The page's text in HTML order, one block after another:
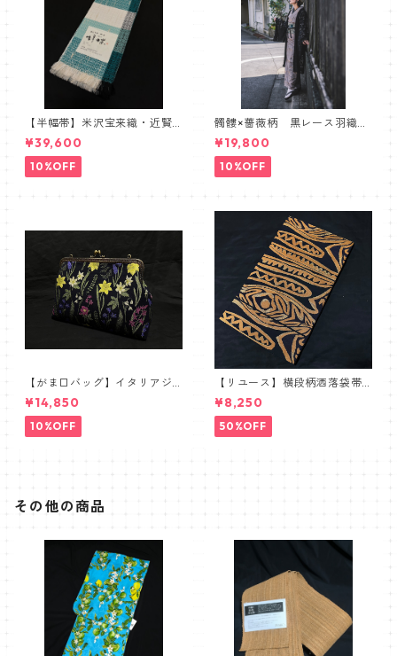
【半幅帯】米沢宝来織・近賢
織物謹製【単衣仕立て】
¥39,600
10%OFF
髑髏×薔薇柄 黒レース羽織
髑髏 薔薇 スカル ローズ
¥19,800
10%OFF
【がま口バッグ】イタリアジ
ャガードボタニカル【ワイド
サイズ】
¥14,850
10%OFF
【リユース】横段柄洒落袋帯
【本袋織】
¥8,250
50%OFF
その他の商品